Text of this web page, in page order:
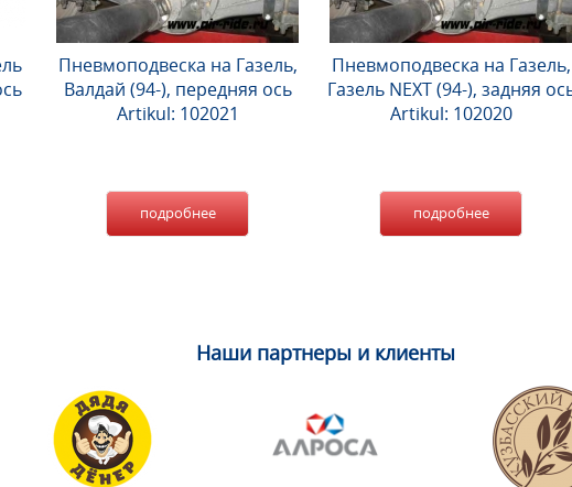
Пневмоподвеска на Газель,
Валдай (94-), передняя ось
Artikul: 102021
подробнее
Пневмоподвеска на Газель,
Газель NEXT (94-), задняя
Artikul: 102020
подробнее
Наши партнеры и клиенты